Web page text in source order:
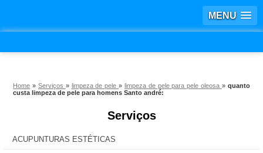
MENU
Home »Serviços » limpeza de pele» limpeza de pele para pele oleosa » quanto
custa limpeza de pele para homens Santo andré:
Serviços
ACUPUNTURAS ESTÉTICAS